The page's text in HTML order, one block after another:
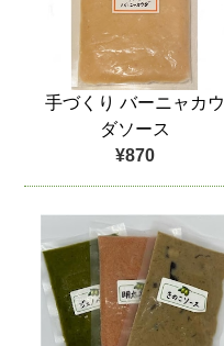
手づくり バーニャカウ
ダソース
¥870